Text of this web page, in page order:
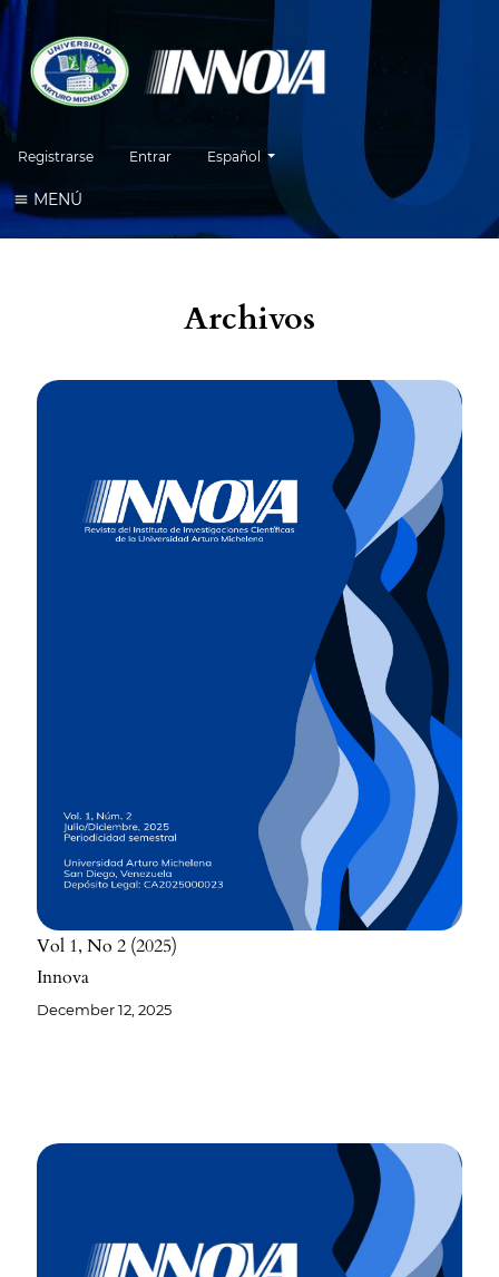
Registrarse Entrar Cambiar el idioma. El idioma actual es:
Español
MENÚ
Archivos
Vol 1 No 2 2025
Innova
December 12, 2025